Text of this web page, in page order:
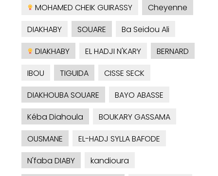
MOHAMED CHEIK GUIRASSY
Cheyenne
DIAKHABY
SOUARE
Ba Seidou Ali
DIAKHABY
EL HADJI N'KARY
BERNARD
IBOU
TIGUIDA
CISSE SECK
DIAKHOUBA SOUARE
BAYO ABASSE
Kéba Diahoula
BOUKARY GASSAMA
OUSMANE
EL-HADJ SYLLA BAFODE
N'faba DIABY
kandioura